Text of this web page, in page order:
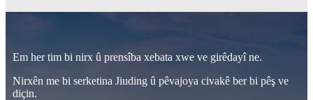
Em her tim bi nirx û prensîba xebata xwe ve girêdayî ne.
Nirxên me bi serketina Jiuding û pêvajoya civakê ber bi pêş ve
diçin.